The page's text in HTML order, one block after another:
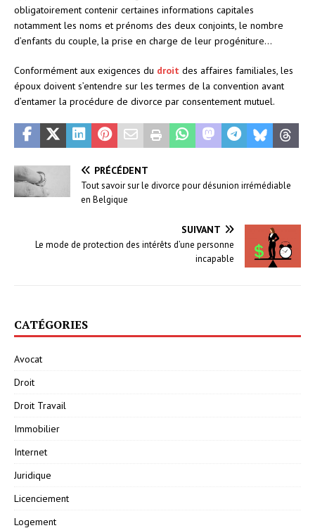
obligatoirement contenir certaines informations capitales
notamment les noms et prénoms des deux conjoints, le nombre
d’enfants du couple, la prise en charge de leur progéniture…
Conformément aux exigences du droit des affaires familiales, les
époux doivent s’entendre sur les termes de la convention avant
d’entamer la procédure de divorce par consentement mutuel.
PRÉCÉDENT
Tout savoir sur le divorce pour désunion irrémédiable
en Belgique
SUIVANT
Le mode de protection des intérêts d’une personne
incapable
CATÉGORIES
Avocat
Droit
Droit Travail
Immobilier
Internet
Juridique
Licenciement
Logement